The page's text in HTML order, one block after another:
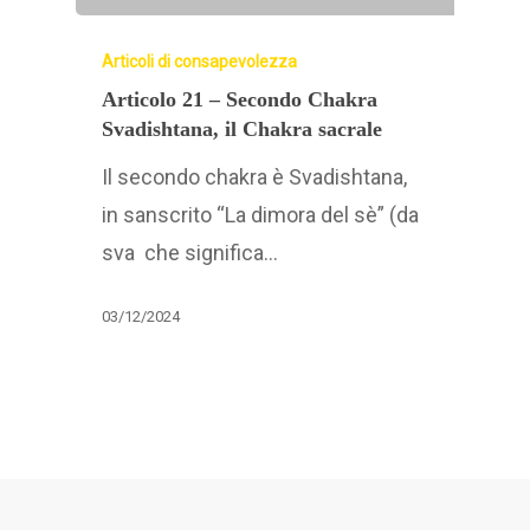
Articoli di consapevolezza
Articolo 21 – Secondo Chakra
Svadishtana, il Chakra sacrale
Il secondo chakra è Svadishtana,
in sanscrito “La dimora del sè” (da
sva che significa…
03/12/2024